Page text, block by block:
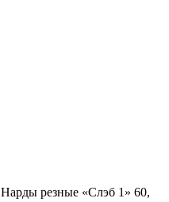
Нарды резные «Слэб 1» 60,